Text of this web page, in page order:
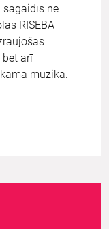
sagaidīs ne
RISEBA
bet arī
mūzika.